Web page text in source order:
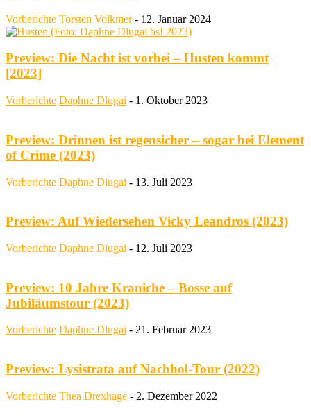
Vorberichte Torsten Volkmer - 12. Januar 2024
Preview: Die Nacht ist vorbei – Husten kommt
[2023]
Vorberichte Daphne Dlugai - 1. Oktober 2023
Preview: Drinnen ist regensicher – sogar bei Element
of Crime (2023)
Vorberichte Daphne Dlugai - 13. Juli 2023
Preview: Auf Wiedersehen Vicky Leandros (2023)
Vorberichte Daphne Dlugai - 12. Juli 2023
Preview: 10 Jahre Kraniche – Bosse auf
Jubiläumstour (2023)
Vorberichte Daphne Dlugai - 21. Februar 2023
Preview: Lysistrata auf Nachhol-Tour (2022)
Vorberichte Thea Drexhage - 2. Dezember 2022